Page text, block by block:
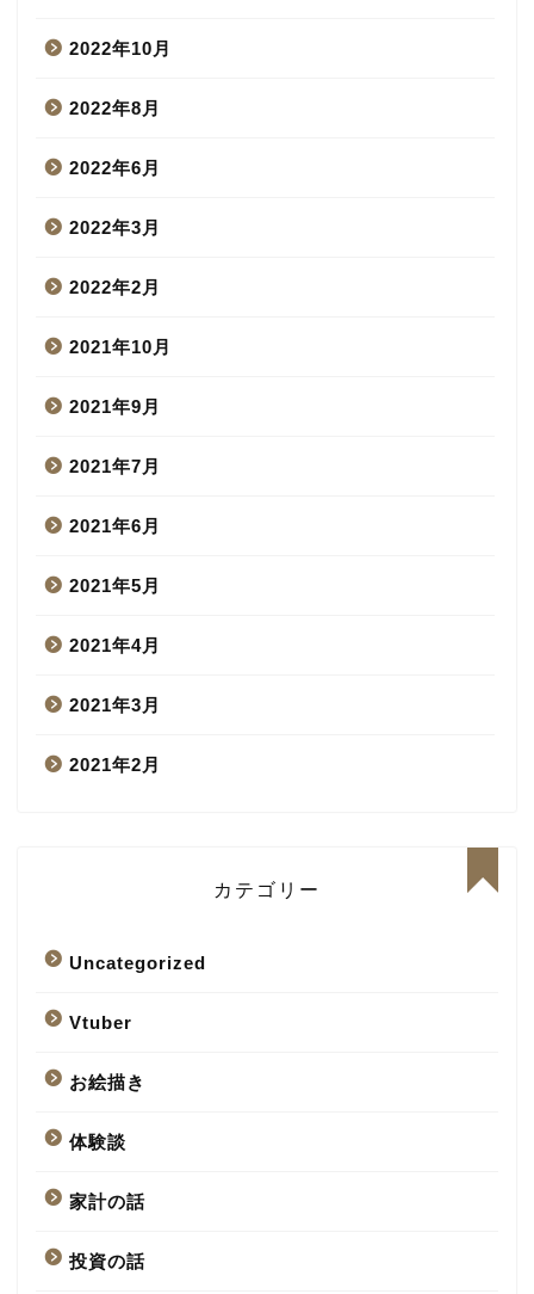
2022年10月
2022年8月
2022年6月
2022年3月
2022年2月
2021年10月
2021年9月
2021年7月
2021年6月
2021年5月
2021年4月
2021年3月
2021年2月
カテゴリー
Uncategorized
Vtuber
お絵描き
体験談
家計の話
投資の話